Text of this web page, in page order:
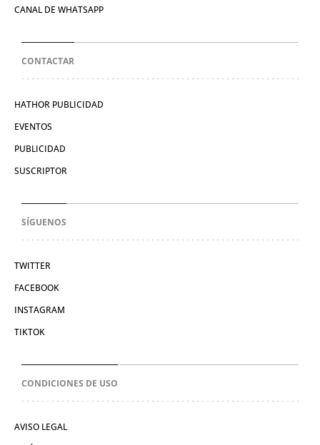
CANAL DE WHATSAPP
CONTACTAR
HATHOR PUBLICIDAD
EVENTOS
PUBLICIDAD
SUSCRIPTOR
SÍGUENOS
TWITTER
FACEBOOK
INSTAGRAM
TIKTOK
CONDICIONES DE USO
AVISO LEGAL